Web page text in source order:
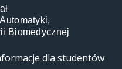
Biomedycznej
dla studentów